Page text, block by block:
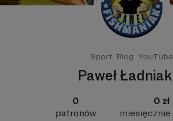
Sport Blog YouTube
Paweł Ładniak
0
patronów
0 zł
miesięcznie